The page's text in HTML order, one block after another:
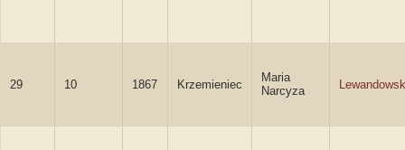
29 10 1867 Krzemieniec
Maria
Narcyza